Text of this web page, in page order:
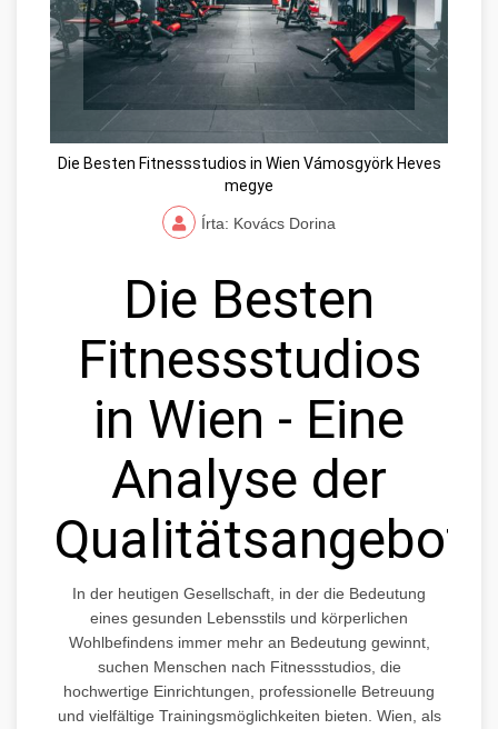
Die Besten Fitnessstudios in Wien Vámosgyörk Heves
megye
Írta: Kovács Dorina
Die Besten
Fitnessstudios
in Wien - Eine
Analyse der
Qualitätsangebote
In der heutigen Gesellschaft, in der die Bedeutung
eines gesunden Lebensstils und körperlichen
Wohlbefindens immer mehr an Bedeutung gewinnt,
suchen Menschen nach Fitnessstudios, die
hochwertige Einrichtungen, professionelle Betreuung
und vielfältige Trainingsmöglichkeiten bieten. Wien, als